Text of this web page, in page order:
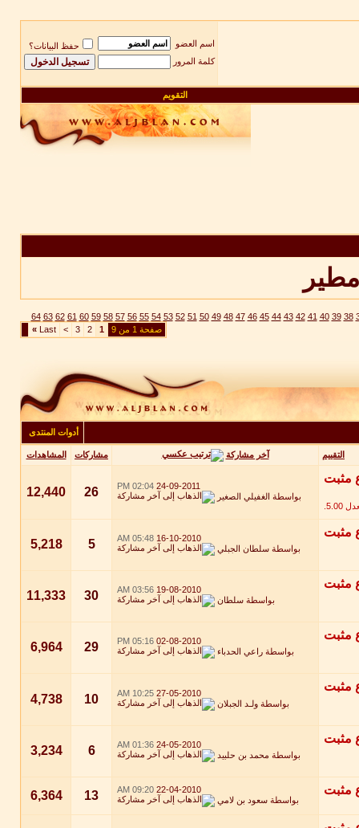
اسم العضو
حفظ البيانات؟
كلمة المرور
التقويم
مطير
38
39
40
41
42
43
44
45
46
47
48
49
50
51
52
53
54
55
56
57
58
59
60
61
62
63
64
صفحة 1 من 9
1
2
3
>
Last
»
أدوات المنتدى
التقييم آخر مشاركة مشاركات المشاهدات
24-09-2011
02:04 PM
بواسطة الغفيلي الصغير 26
12,440
16-10-2010
05:48 AM
بواسطة سلطان الجبلي 5
5,218
19-08-2010
03:56 AM
بواسطة سلطان 30
11,333
02-08-2010
05:16 PM
بواسطة راعي الحدباء 29
6,964
27-05-2010
10:25 AM
بواسطة ولـد الجبلان 10
4,738
24-05-2010
01:36 AM
بواسطة محمد بن حلبيد 6
3,234
22-04-2010
09:20 AM
بواسطة سعود بن لامي 13
6,364